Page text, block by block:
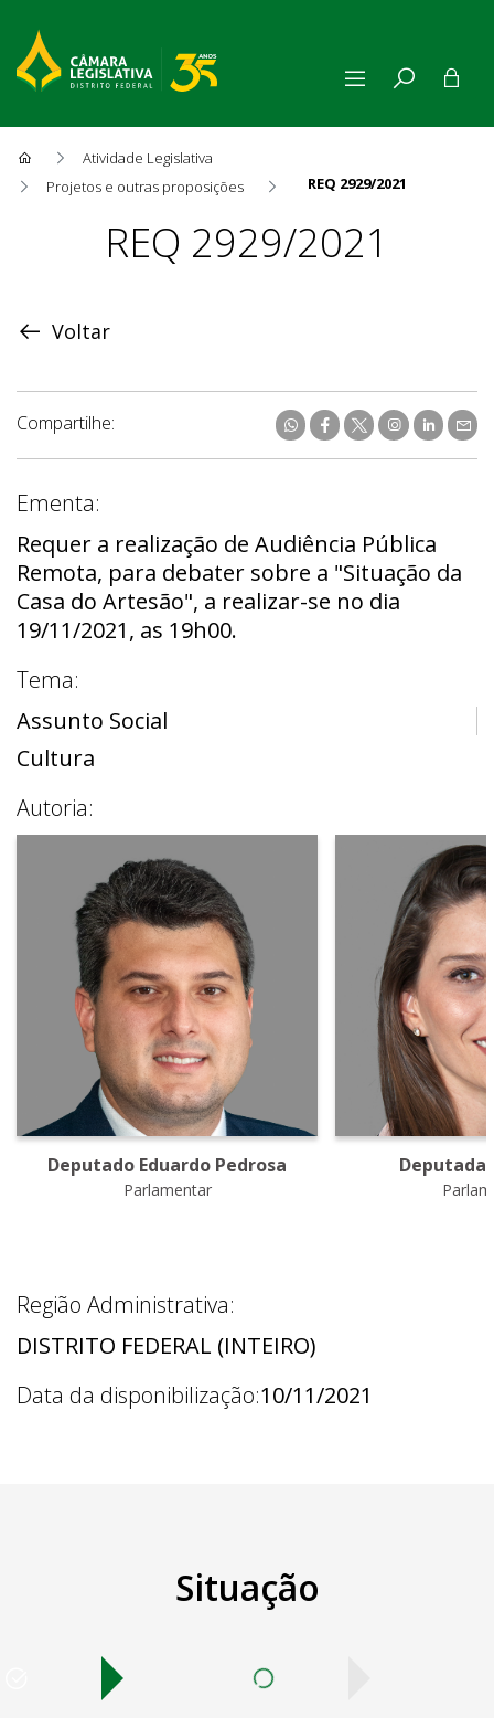
Atividade Legislativa
Projetos e outras proposições
REQ 2929/2021
ProposiçãoREQ 2929/2021
Voltar
Compartilhe:
Ementa:
Requer a realização de Audiência Pública
Remota, para debater sobre a "Situação da
Casa do Artesão", a realizar-se no dia
19/11/2021, as 19h00.
Tema:
Assunto Social
Cultura
Autoria:
Deputado Eduardo Pedrosa
Parlamentar
Deputada
Região Administrativa:
DISTRITO FEDERAL (INTEIRO)
Data da disponibilização:10/11/2021
Situação